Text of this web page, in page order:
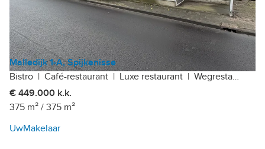
Malledijk 1-A, Spijkenisse
Bistro | Café-restaurant | Luxe restaurant | Wegrestaurant
€ 449.000 k.k.
375 m² / 375 m²
UwMakelaar